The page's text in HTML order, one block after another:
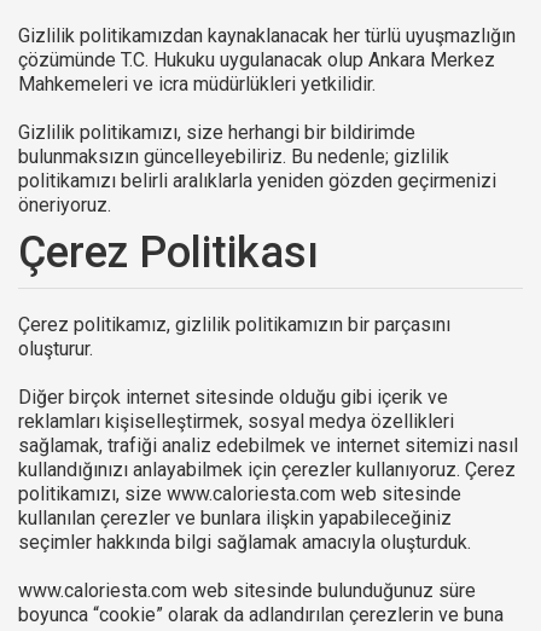
Gizlilik politikamızdan kaynaklanacak her türlü uyuşmazlığın
çözümünde T.C. Hukuku uygulanacak olup Ankara Merkez
Mahkemeleri ve icra müdürlükleri yetkilidir.
Gizlilik politikamızı, size herhangi bir bildirimde
bulunmaksızın güncelleyebiliriz. Bu nedenle; gizlilik
politikamızı belirli aralıklarla yeniden gözden geçirmenizi
öneriyoruz.
Çerez Politikası
Çerez politikamız, gizlilik politikamızın bir parçasını
oluşturur.
Diğer birçok internet sitesinde olduğu gibi içerik ve
reklamları kişiselleştirmek, sosyal medya özellikleri
sağlamak, trafiği analiz edebilmek ve internet sitemizi nasıl
kullandığınızı anlayabilmek için çerezler kullanıyoruz. Çerez
politikamızı, size www.caloriesta.com web sitesinde
kullanılan çerezler ve bunlara ilişkin yapabileceğiniz
seçimler hakkında bilgi sağlamak amacıyla oluşturduk.
www.caloriesta.com web sitesinde bulunduğunuz süre
boyunca “cookie” olarak da adlandırılan çerezlerin ve buna